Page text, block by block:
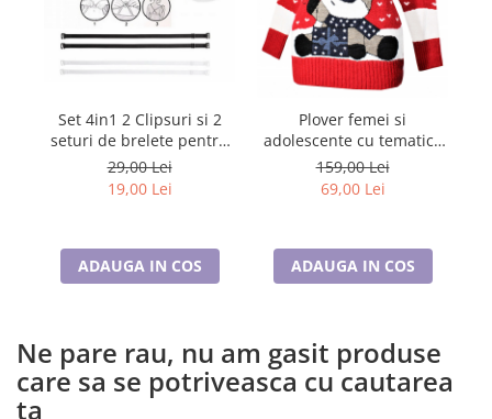
Lenjerii de pat pentru copii
Cadouri Cuplu
Fashion
Pijamale de dama
Pijamale de barbati
Halate si capoate
WINTER Collection
Halate si pijamale Family
Umbrele
Pijamale de copii
Set 4in1 2 Clipsuri si 2
seturi de brelete pentru
sutiene, alb si negru
29,00 Lei
19,00 Lei
ADAUGA IN COS
Plover femei si
adolescente cu tematica
de Craciun Ren, rosu,
marime S/M 4302
159,00 Lei
69,00 Lei
ADAUGA IN COS
Ne pare rau, nu am gasit produse
care sa se potriveasca cu cautarea
ta